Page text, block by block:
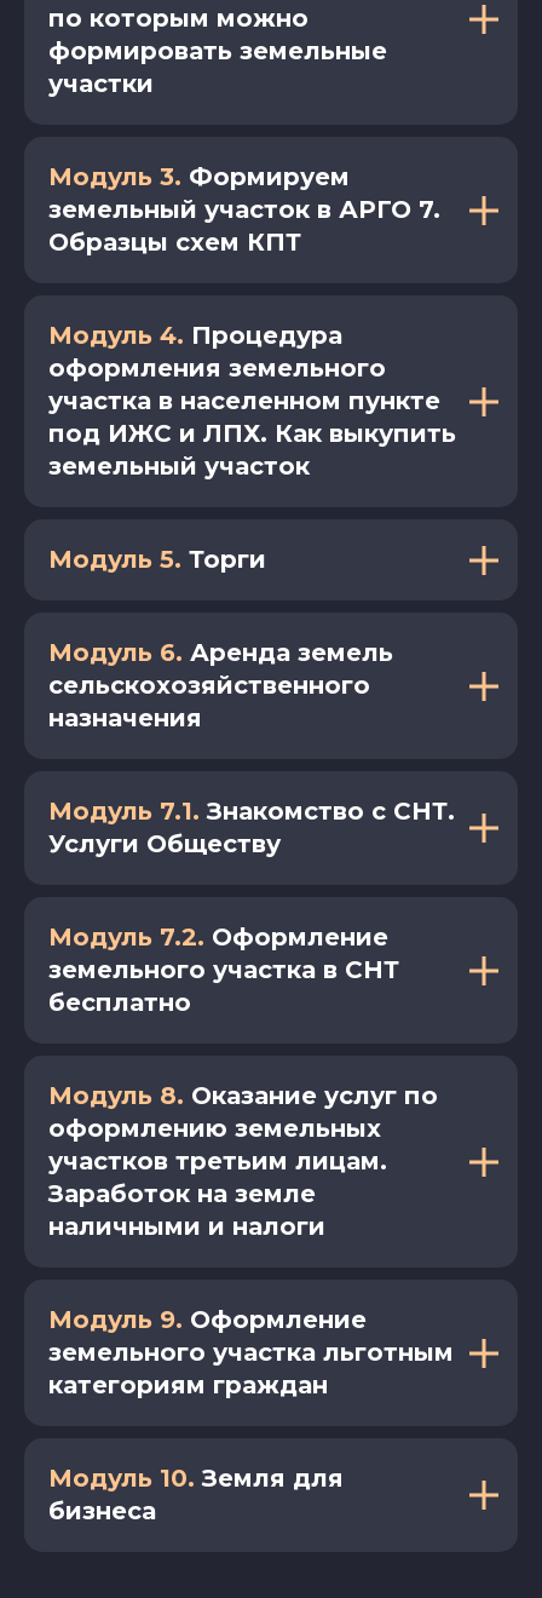
по которым можно
формировать земельные
участки
Модуль 3. Формируем
земельный участок в АРГО 7.
Образцы схем КПТ
Модуль 4. Процедура
оформления земельного
участка в населенном пункте
под ИЖС и ЛПХ. Как выкупить
земельный участок
Модуль 5. Торги
Модуль 6. Аренда земель
сельскохозяйственного
назначения
Модуль 7.1.Знакомство с СНТ.
Услуги Обществу
Модуль 7.2. Оформление
земельного участка в СНТ
бесплатно
Модуль 8. Оказание услуг по
оформлению земельных
участков третьим лицам.
Заработок на земле
наличными и налоги
Модуль 9. Оформление
земельного участка льготным
категориям граждан
Модуль 10. Земля для
бизнеса